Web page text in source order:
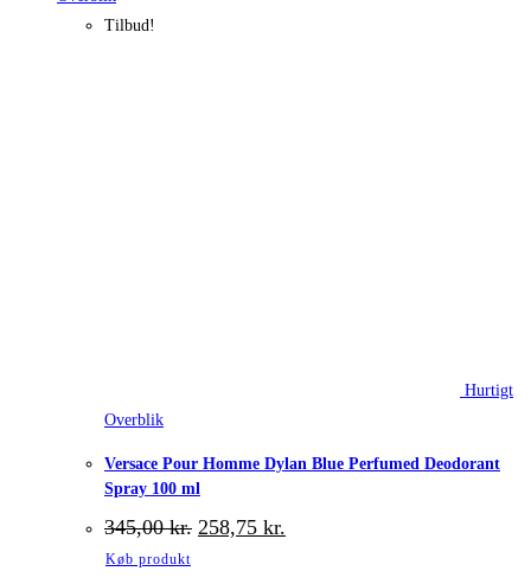
Tilbud!
Hurtigt
Overblik
Versace Pour Homme Dylan Blue Perfumed Deodorant
Spray 100 ml
345,00kr. Den
oprindelige
258,75 kr.
Køb produkt